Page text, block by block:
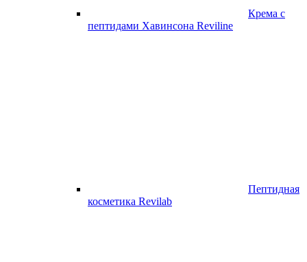
Крема с
пептидами Хавинсона Reviline
Пептидная
косметика Revilab